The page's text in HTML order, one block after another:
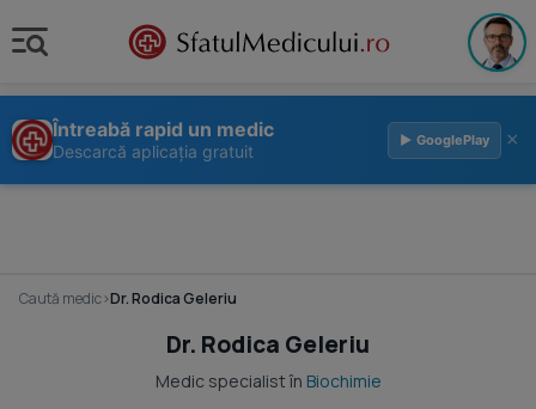
Întreabă rapid un medic
Descarcă aplicația gratuit
▶ GooglePlay ×
Caută medic›Dr. Rodica Geleriu
Dr. Rodica Geleriu
Medic specialist în Biochimie